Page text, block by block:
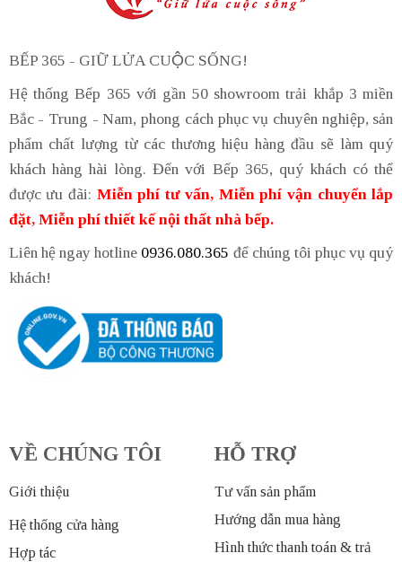
BẾP 365 - GIỮ LỬA CUỘC SỐNG!
Hệ thống Bếp 365 với gần 50 showroom trải khắp 3 miền
Bắc - Trung - Nam, phong cách phục vụ chuyên nghiệp, sản
phẩm chất lượng từ các thương hiệu hàng đầu sẽ làm quý
khách hàng hài lòng. Đến với Bếp 365, quý khách có thể
được ưu đãi: Miễn phí tư vấn, Miễn phí vận chuyển lắp
đặt, Miễn phí thiết kế nội thất nhà bếp.
Liên hệ ngay hotline 0936.080.365 để chúng tôi phục vụ quý
khách!
VỀ CHÚNG TÔI
Giới thiệu
Hệ thống cửa hàng
Hợp tác
HỖ TRỢ
Tư vấn sản phẩm
Hướng dẫn mua hàng
Hình thức thanh toán & trả